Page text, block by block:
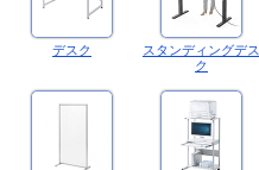
デスク
スタンディングデス
ク